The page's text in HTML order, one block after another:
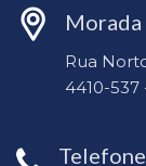
Morada
Rua
4410-537
Telefone